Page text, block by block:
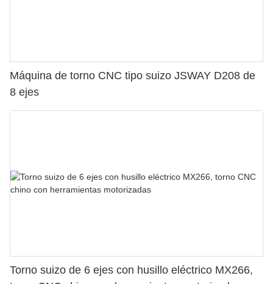
Máquina de torno CNC tipo suizo JSWAY D208 de
8 ejes
Torno suizo de 6 ejes con husillo eléctrico MX266,